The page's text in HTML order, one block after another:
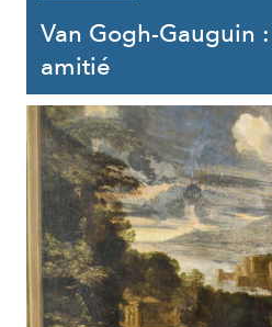
Van Gogh-Gauguin
amitié